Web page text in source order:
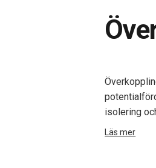
isolering
Läs mer